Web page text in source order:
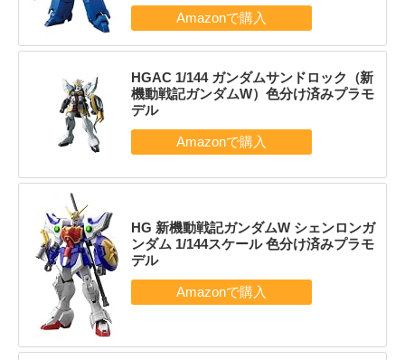
HGAC 1/144 ガンダムサンドロック（新
機動戦記ガンダムW）色分け済みプラモ
デル
HG 新機動戦記ガンダムW シェンロンガ
ンダム 1/144スケール 色分け済みプラモ
デル